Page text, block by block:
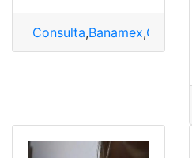
Consulta,Banamex,Cancelar